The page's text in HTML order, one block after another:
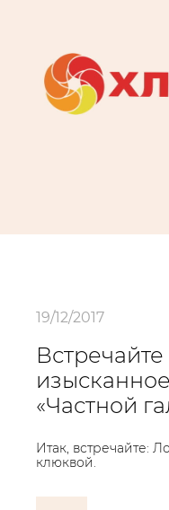
19/12/2017
«Частной
Итак, встречайте:
клюквой.